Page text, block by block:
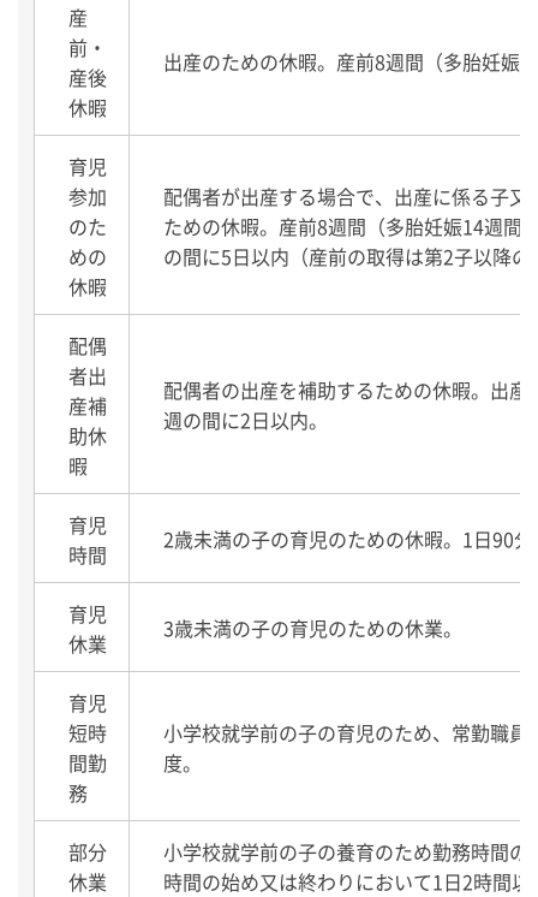
産
前・
産後
休暇
出産のための休暇。産前8週間（多胎妊娠
育児
参加
のた
めの
休暇
配偶者が出産する場合で、出産に係る子
ための休暇。産前8週間（多胎妊娠14週間
の間に5日以内（産前の取得は第2子以降の
配偶
者出
産補
助休
暇
配偶者の出産を補助するための休暇。出
週の間に2日以内。
育児
時間
2歳未満の子の育児のための休暇。1日90
育児
休業
3歳未満の子の育児のための休業。
育児
短時
間勤
務
小学校就学前の子の育児のため、常勤職
度。
部分
休業
小学校就学前の子の養育のため勤務時間
時間の始め又は終わりにおいて1日2時間以